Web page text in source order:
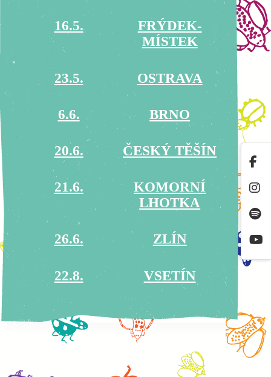
16.5.
FRÝDEK-
MÍSTEK
23.5. OSTRAVA
6.6. BRNO
20.6. ČESKÝ TĚŠÍN
21.6.
KOMORNÍ
LHOTKA
26.6. ZLÍN
22.8. VSETÍN